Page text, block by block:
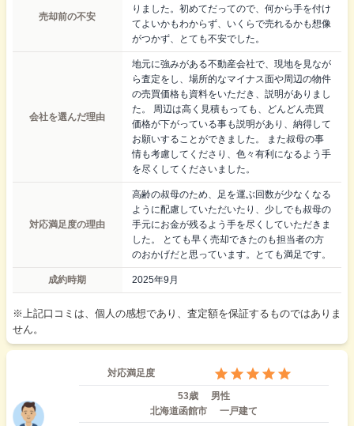
売却前の不安
りました。初めてだってので、何から手を付け
てよいかもわからず、いくらで売れるかも想像
がつかず、とても不安でした。
会社を選んだ理由
地元に強みがある不動産会社で、現地を見なが
ら査定をし、場所的なマイナス面や周辺の物件
の売買価格も資料をいただき、説明がありまし
た。 周辺は高く見積もっても、どんどん売買
価格が下がっている事も説明があり、納得して
お願いすることができました。 また叔母の事
情も考慮してくださり、色々有利になるよう手
を尽くしてくださいました。
対応満足度の理由
高齢の叔母のため、足を運ぶ回数が少なくなる
ように配慮していただいたり、少しでも叔母の
手元にお金が残るよう手を尽くしていただきま
した。 とても早く売却できたのも担当者の方
のおかげだと思っています。とても満足です。
成約時期 2025年9月
※上記口コミは、個人の感想であり、査定額を保証するものではありま
せん。
対応満足度
53歳
男性
北海道函館市
一戸建て